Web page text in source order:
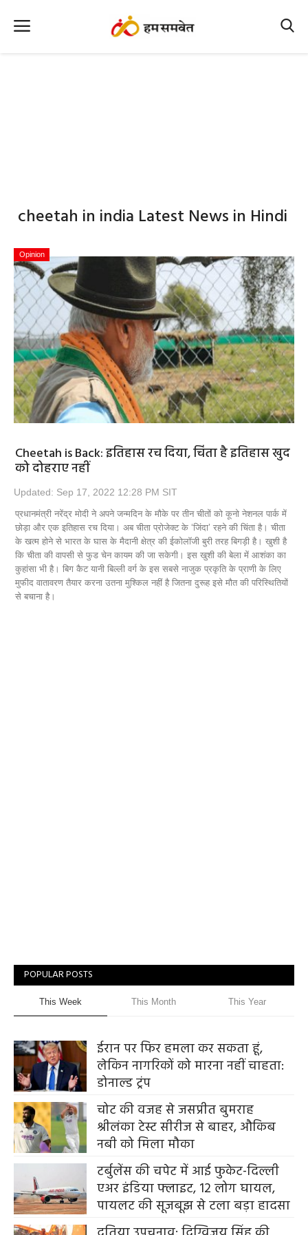
Office Office
Political Gossips
Farm & Food
Opinion
Health & Lifestyle
Photo Gallery
Home
cheetah in india Latest News in Hindi
Opinion
Cheetah is Back: इतिहास रच दिया, चिंता है इतिहास खुद
को दोहराए नहीं
Updated: Sep 17, 2022 12:28 PM SIT
प्रधानमंत्री नरेंद्र मोदी ने अपने जन्मदिन के मौके पर तीन चीतों को कूनो नेशनल पार्क में
छोड़ा और एक इतिहास रच दिया। अब चीता प्रोजेक्‍ट के ‘जिंदा’ रहने की चिंता है। चीता
के खत्‍म होने से भारत के घास के मैदानी क्षेत्र की ईकोलॉजी बुरी तरह बिगड़ी है। खुशी है
कि चीता की वापसी से फुड चेन कायम की जा सकेगी। इस खुशी की बेला में आशंका का
कुहांसा भी है। बिग कैट यानी बिल्‍ली वर्ग के इस सबसे नाजुक प्रकृति के प्राणी के लिए
मुफीद वातावरण तैयार करना उतना मुश्किल नहीं है जितना दुरूह इसे मौत की परिस्थितियों
से बचाना है।
POPULAR POSTS
This Week This Month This Year
ईरान पर फिर हमला कर सकता हूं,
लेकिन नागरिकों को मारना नहीं चाहता:
डोनाल्ड ट्रंप
चोट की वजह से जसप्रीत बुमराह
श्रीलंका टेस्ट सीरीज से बाहर, औकिब
नबी को मिला मौका
टर्बुलेंस की चपेट में आई फुकेट-दिल्ली
एअर इंडिया फ्लाइट, 12 लोग घायल,
पायलट की सूजबूझ से टला बड़ा हादसा